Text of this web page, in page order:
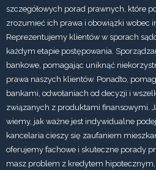
szczegółowych porad prawnych, które
zrozumieć ich prawa i obowiązki wobec
Reprezentujemy klientów w sporach
każdym etapie postępowania.
bankowe, pomagając uniknąć
prawa naszych klientów. Ponadto,
bankami, odwołaniach od decyzji i
związanych z produktami finansowymi.
wiemy, jak ważne jest indywidualne
kancelaria cieszy się zaufaniem
oferujemy fachowe i skuteczne porady
masz problem z kredytem